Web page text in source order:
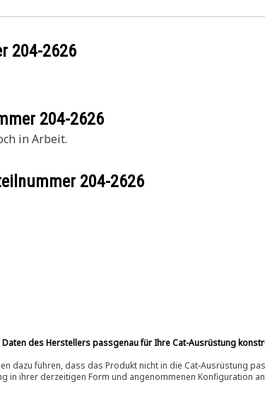
204-2626
204-2626
in Arbeit.
204-2626
des Herstellers passgenau für Ihre Cat-Ausrüstung
dazu führen, dass das Produkt nicht in die Cat-Ausrüstung
in ihrer derzeitigen Form und angenommenen Konfiguration